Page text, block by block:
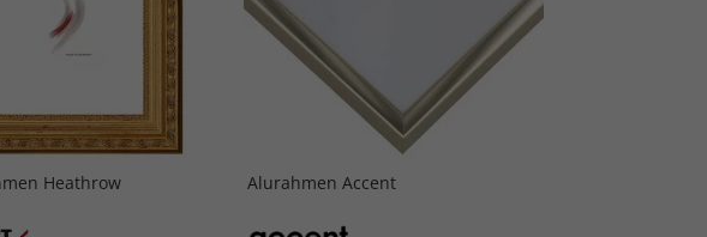
Heathrow Alurahmen Accent